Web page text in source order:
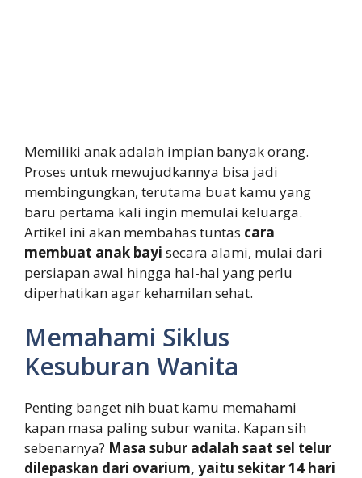
Memiliki anak adalah impian banyak orang.
Proses untuk mewujudkannya bisa jadi
membingungkan, terutama buat kamu yang
baru pertama kali ingin memulai keluarga.
Artikel ini akan membahas tuntas cara
membuat anak bayi secara alami, mulai dari
persiapan awal hingga hal-hal yang perlu
diperhatikan agar kehamilan sehat.
Memahami Siklus
Kesuburan Wanita
Penting banget nih buat kamu memahami
kapan masa paling subur wanita. Kapan sih
sebenarnya? Masa subur adalah saat sel telur
dilepaskan dari ovarium, yaitu sekitar 14 hari